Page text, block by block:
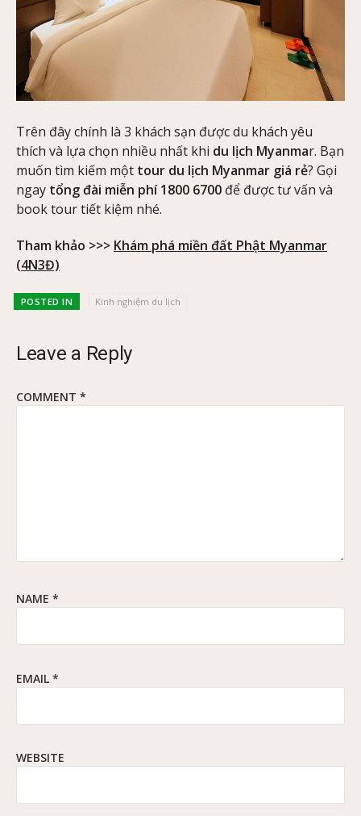
Trên đây chính là 3 khách sạn được du khách yêu
thích và lựa chọn nhiều nhất khi du lịch Myanmar. Bạn
muốn tìm kiếm một tour du lịch Myanmar giá rẻ? Gọi
ngay tổng đài miễn phí 1800 6700 để được tư vấn và
book tour tiết kiệm nhé.
Tham khảo >>> Khám phá miền đất Phật Myanmar
(4N3Đ)
POSTED IN Kinh nghiệm du lịch
Leave a Reply
COMMENT *
NAME *
EMAIL *
WEBSITE